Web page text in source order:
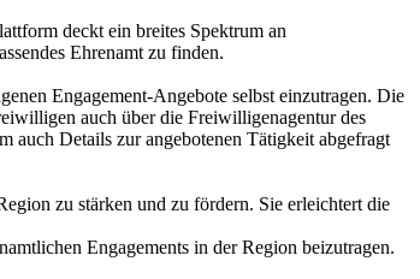
deckt ein breites Spektrum an
Ehrenamt zu finden.
Engagement-Angebote selbst einzutragen. Die
auch über die Freiwilligenagentur des
auch Details zur angebotenen Tätigkeit abgefragt
zu stärken und zu fördern. Sie erleichtert die
Engagements in der Region beizutragen.